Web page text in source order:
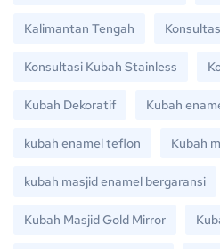
Kalimantan Tengah
Konsultasi Kubah Stainless
Kubah Dekoratif Kubah
kubah enamel teflon Kubah
kubah masjid enamel bergaransi
Kubah Masjid Gold Mirror